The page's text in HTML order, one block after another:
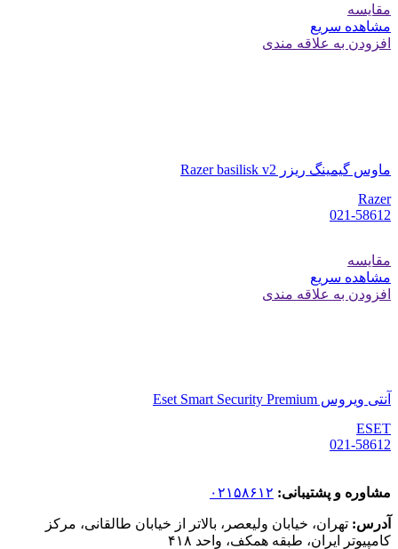
مقایسه
مشاهده سریع
افزودن به علاقه مندی
ماوس گیمینگ ریزر Razer basilisk v2
Razer
021-58612
مقایسه
مشاهده سریع
افزودن به علاقه مندی
آنتی ویروس Eset Smart Security Premium
ESET
021-58612
مشاوره و پشتیبانی: ۰۲۱۵۸۶۱۲
آدرس: تهران، خیابان ولیعصر، بالاتر از خیابان طالقانی، مرکز
کامپیوتر ایران، طبقه همکف، واحد ۴۱۸